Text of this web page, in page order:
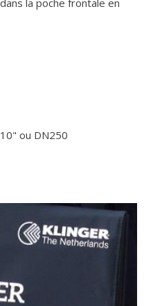
la poche frontale en
ou DN250